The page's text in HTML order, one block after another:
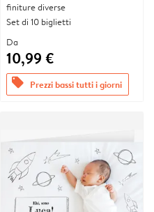
finiture diverse
Set di 10 biglietti
Da
10,99 €
offers Prezzi bassi tutti i giorni